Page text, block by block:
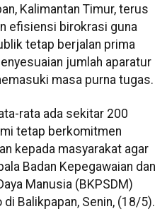
Kalimantan Timur, terus
efisiensi birokrasi guna
tetap berjalan prima
jumlah aparatur
masa purna tugas.
rata ada sekitar 200
tetap berkomitmen
kepada masyarakat agar
Badan Kepegawaian dan
Manusia (BKPSDM)
Balikpapan, Senin, (18/5).